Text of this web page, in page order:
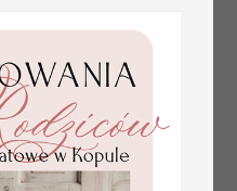
Promocja:
PLN / 125.00 PLN